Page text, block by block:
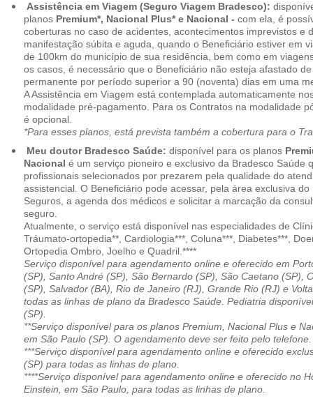
Assistência em Viagem (Seguro Viagem Bradesco):
planos Premium*, Nacional Plus* e Nacional - com ela, é
coberturas no caso de acidentes, acontecimentos imprevistos e
manifestação súbita e aguda, quando o Beneficiário estiver em
de 100km do município de sua residência, bem como em
os casos, é necessário que o Beneficiário não esteja afastado
permanente por período superior a 90 (noventa) dias em uma
A Assistência em Viagem está contemplada automaticamente
modalidade pré-pagamento. Para os Contratos na modalidade
é opcional.
*Para esses planos, está prevista também a cobertura para o
Meu doutor Bradesco Saúde: disponível para os planos
Nacional é um serviço pioneiro e exclusivo da Bradesco Saúde
profissionais selecionados por prezarem pela qualidade do
assistencial. O Beneficiário pode acessar, pela área exclusiva
Seguros, a agenda dos médicos e solicitar a marcação da
seguro.
Atualmente, o serviço está disponível nas especialidades de
Tráumato-ortopedia**, Cardiologia***, Coluna***, Diabetes***,
Ortopedia Ombro, Joelho e Quadril.****
Serviço disponível para agendamento online e oferecido em
(SP), Santo André (SP), São Bernardo (SP), São Caetano (SP),
(SP), Salvador (BA), Rio de Janeiro (RJ), Grande Rio (RJ) e
todas as linhas de plano da Bradesco Saúde. Pediatria
(SP).
**Serviço disponível para os planos Premium, Nacional Plus e
em São Paulo (SP). O agendamento deve ser feito pelo telefone.
***Serviço disponível para agendamento online e oferecido
(SP) para todas as linhas de plano.
****Serviço disponível para agendamento online e oferecido no
Einstein, em São Paulo, para todas as linhas de plano.